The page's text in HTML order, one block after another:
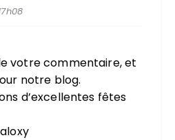
votre commentaire, et
notre blog.
d’excellentes fêtes